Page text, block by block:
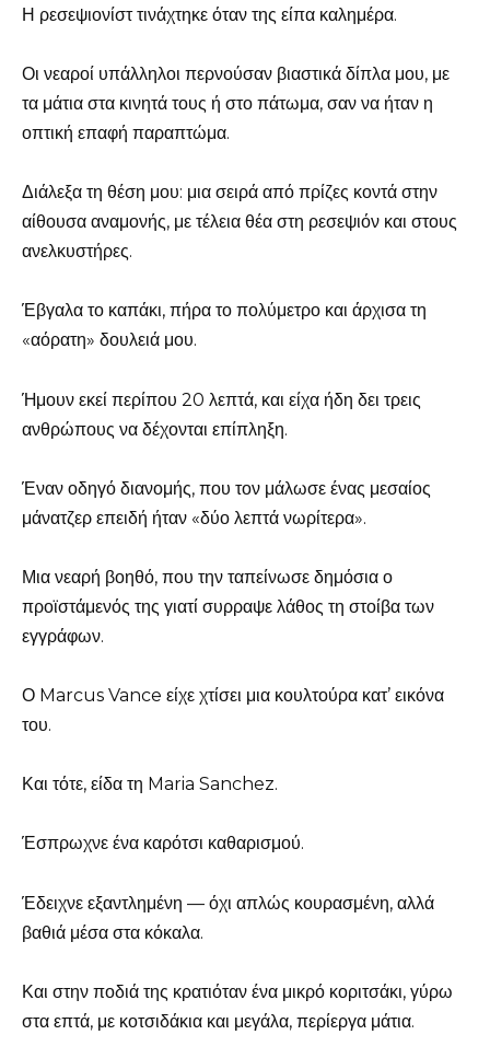
Η ρεσεψιονίστ τινάχτηκε όταν της είπα καλημέρα.
Οι νεαροί υπάλληλοι περνούσαν βιαστικά δίπλα μου, με
τα μάτια στα κινητά τους ή στο πάτωμα, σαν να ήταν η
οπτική επαφή παραπτώμα.
Διάλεξα τη θέση μου: μια σειρά από πρίζες κοντά στην
αίθουσα αναμονής, με τέλεια θέα στη ρεσεψιόν και στους
ανελκυστήρες.
Έβγαλα το καπάκι, πήρα το πολύμετρο και άρχισα τη
«αόρατη» δουλειά μου.
Ήμουν εκεί περίπου 20 λεπτά, και είχα ήδη δει τρεις
ανθρώπους να δέχονται επίπληξη.
Έναν οδηγό διανομής, που τον μάλωσε ένας μεσαίος
μάνατζερ επειδή ήταν «δύο λεπτά νωρίτερα».
Μια νεαρή βοηθό, που την ταπείνωσε δημόσια ο
προϊστάμενός της γιατί συρραψε λάθος τη στοίβα των
εγγράφων.
Ο Marcus Vance είχε χτίσει μια κουλτούρα κατ’ εικόνα
του.
Και τότε, είδα τη Maria Sanchez.
Έσπρωχνε ένα καρότσι καθαρισμού.
Έδειχνε εξαντλημένη — όχι απλώς κουρασμένη, αλλά
βαθιά μέσα στα κόκαλα.
Και στην ποδιά της κρατιόταν ένα μικρό κοριτσάκι, γύρω
στα επτά, με κοτσιδάκια και μεγάλα, περίεργα μάτια.